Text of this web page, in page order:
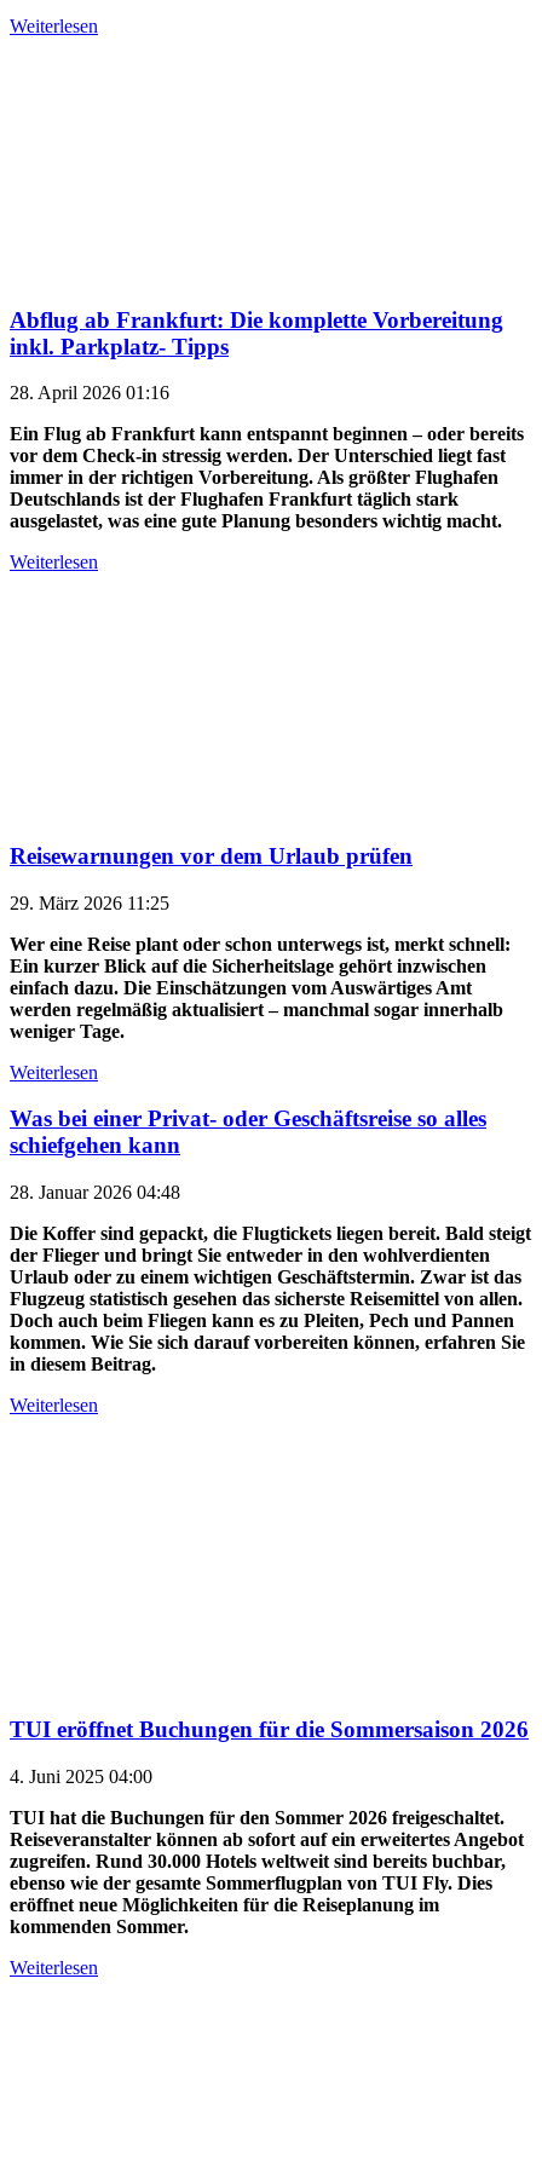
Weiterlesen
Abflug ab Frankfurt: Die komplette Vorbereitung
inkl. Parkplatz- Tipps
28. April 2026 01:16
Ein Flug ab Frankfurt kann entspannt beginnen – oder bereits
vor dem Check-in stressig werden. Der Unterschied liegt fast
immer in der richtigen Vorbereitung. Als größter Flughafen
Deutschlands ist der Flughafen Frankfurt täglich stark
ausgelastet, was eine gute Planung besonders wichtig macht.
Weiterlesen
Reisewarnungen vor dem Urlaub prüfen
29. März 2026 11:25
Wer eine Reise plant oder schon unterwegs ist, merkt schnell:
Ein kurzer Blick auf die Sicherheitslage gehört inzwischen
einfach dazu. Die Einschätzungen vom Auswärtiges Amt
werden regelmäßig aktualisiert – manchmal sogar innerhalb
weniger Tage.
Weiterlesen
Was bei einer Privat- oder Geschäftsreise so alles
schiefgehen kann
28. Januar 2026 04:48
Die Koffer sind gepackt, die Flugtickets liegen bereit. Bald steigt
der Flieger und bringt Sie entweder in den wohlverdienten
Urlaub oder zu einem wichtigen Geschäftstermin. Zwar ist das
Flugzeug statistisch gesehen das sicherste Reisemittel von allen.
Doch auch beim Fliegen kann es zu Pleiten, Pech und Pannen
kommen. Wie Sie sich darauf vorbereiten können, erfahren Sie
in diesem Beitrag.
Weiterlesen
TUI eröffnet Buchungen für die Sommersaison 2026
4. Juni 2025 04:00
TUI hat die Buchungen für den Sommer 2026 freigeschaltet.
Reiseveranstalter können ab sofort auf ein erweitertes Angebot
zugreifen. Rund 30.000 Hotels weltweit sind bereits buchbar,
ebenso wie der gesamte Sommerflugplan von TUI Fly. Dies
eröffnet neue Möglichkeiten für die Reiseplanung im
kommenden Sommer.
Weiterlesen